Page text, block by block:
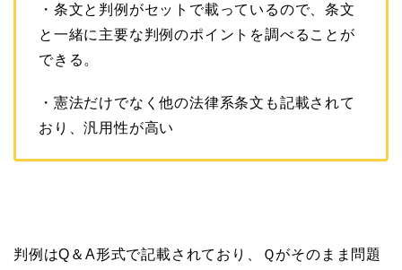
・条文と判例がセットで載っているので、条文
と一緒に主要な判例のポイントを調べることが
できる。
・憲法だけでなく他の法律系条文も記載されて
おり、汎用性が高い
判例はQ＆A形式で記載されており、Ｑがそのまま問題